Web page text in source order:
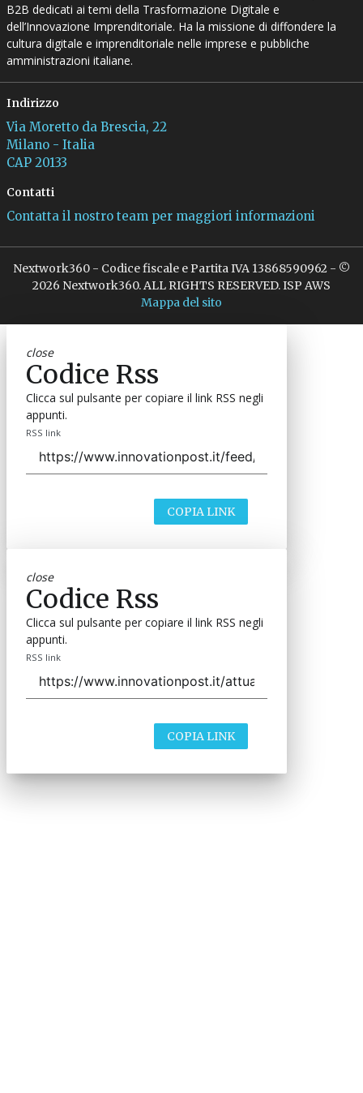
B2B dedicati ai temi della Trasformazione Digitale e
dell’Innovazione Imprenditoriale. Ha la missione di diffondere la
cultura digitale e imprenditoriale nelle imprese e pubbliche
amministrazioni italiane.
Indirizzo
Via Moretto da Brescia, 22
Milano - Italia
CAP 20133
Contatti
Contatta il nostro team per maggiori informazioni
Nextwork360 - Codice fiscale e Partita IVA 13868590962 - ©
2026 Nextwork360. ALL RIGHTS RESERVED. ISP AWS
Mappa del sito
close
Codice Rss
Clicca sul pulsante per copiare il link RSS negli
appunti.
RSS link
COPIA LINK
close
Codice Rss
Clicca sul pulsante per copiare il link RSS negli
appunti.
RSS link
COPIA LINK